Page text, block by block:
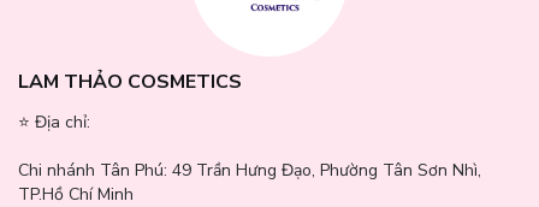
LAM THẢO COSMETICS
⭐️ Địa chỉ:
Chi nhánh Tân Phú: 49 Trần Hưng Đạo, Phường Tân Sơn Nhì,
TP.Hồ Chí Minh